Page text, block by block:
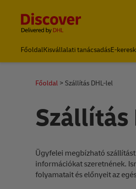
FőoldalKisvállalati tanácsadásE-
Főoldal Szállítás DHL-lel
Szállítás
Ügyfelei megbízható
információkat szeretnének.
folyamatait és előnyeit az